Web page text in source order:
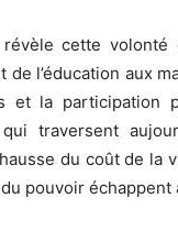
cette
l’éducation aux
et la participation
traversent
du coût de la
pouvoir échappent